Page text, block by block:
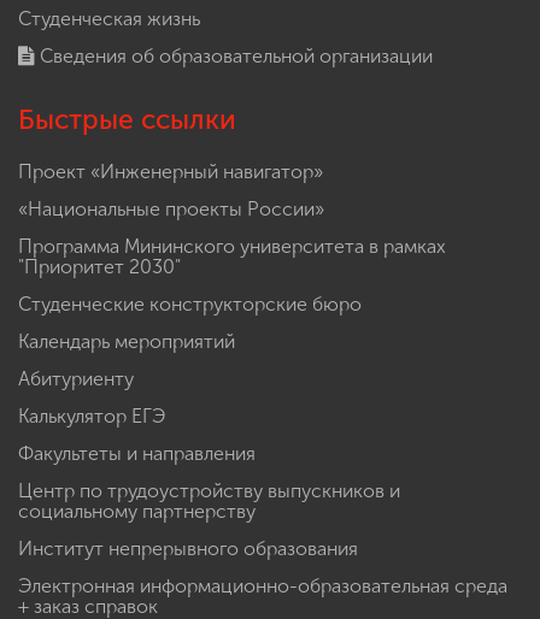
Студенческая жизнь
Сведения об образовательной организации
Быстрые ссылки
Проект «Инженерный навигатор»
«Национальные проекты России»
Программа Мининского университета в рамках
"Приоритет 2030"
Студенческие конструкторские бюро
Календарь мероприятий
Абитуриенту
Калькулятор ЕГЭ
Факультеты и направления
Центр по трудоустройству выпускников и
социальному партнерству
Институт непрерывного образования
Электронная информационно-образовательная среда
+ заказ справок